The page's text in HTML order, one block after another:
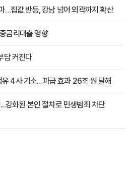
…집값 반등, 강남 넘어 외곽까지 확산
금리대출 영향
담 커진다
유 4사 기소…파급 효과 26조 원 달해
강화된 본인 절차로 민생범죄 차단